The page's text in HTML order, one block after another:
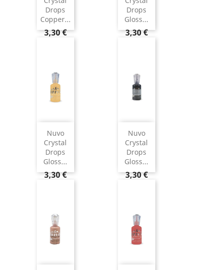
Drops
Copper...
3,30 €
Drops
Gloss...
3,30 €
Nuvo
Crystal
Drops
Gloss...
3,30 €
Nuvo
Crystal
Drops
Gloss...
3,30 €